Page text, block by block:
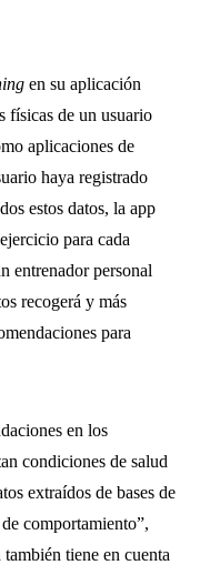
en su aplicación
físicas de un usuario
aplicaciones de
haya registrado
estos datos, la app
para cada
entrenador personal
recogerá y más
para
en los
condiciones de salud
extraídos de bases de
comportamiento”,
tiene en cuenta